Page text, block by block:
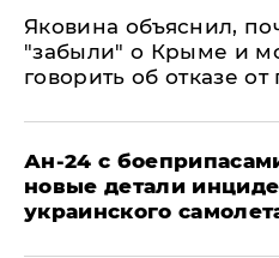
Яковина объяснил,
"забыли" о Крыме и
говорить об отказе от
Ан-24 с
новые детали
украинского